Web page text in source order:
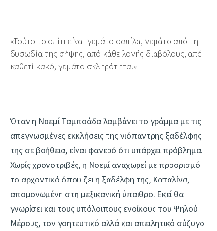
«Τούτο το σπίτι είναι γεμάτο σαπίλα, γεμάτο από τη
δυσωδία της σήψης, από κάθε λογής διαβόλους, από
καθετί κακό, γεμάτο σκληρότητα.»
Όταν η Νοεμί Ταμποάδα λαμβάνει το γράμμα με τις
απεγνωσμένες εκκλήσεις της νιόπαντρης ξαδέλφης
της σε βοήθεια, είναι φανερό ότι υπάρχει πρόβλημα.
Χωρίς χρονοτριβές, η Νοεμί αναχωρεί με προορισμό
το αρχοντικό όπου ζει η ξαδέλφη της, Καταλίνα,
απομονωμένη στη μεξικανική ύπαιθρο. Εκεί θα
γνωρίσει και τους υπόλοιπους ενοίκους του Ψηλού
Μέρους, τον γοητευτικό αλλά και απειλητικό σύζυγο